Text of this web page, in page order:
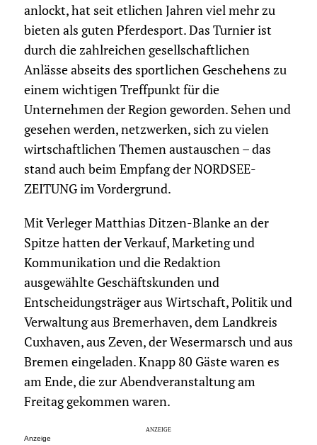
anlockt, hat seit etlichen Jahren viel mehr zu
bieten als guten Pferdesport. Das Turnier ist
durch die zahlreichen gesellschaftlichen
Anlässe abseits des sportlichen Geschehens zu
einem wichtigen Treffpunkt für die
Unternehmen der Region geworden. Sehen und
gesehen werden, netzwerken, sich zu vielen
wirtschaftlichen Themen austauschen – das
stand auch beim Empfang der NORDSEE-
ZEITUNG im Vordergrund.
Mit Verleger Matthias Ditzen-Blanke an der
Spitze hatten der Verkauf, Marketing und
Kommunikation und die Redaktion
ausgewählte Geschäftskunden und
Entscheidungsträger aus Wirtschaft, Politik und
Verwaltung aus Bremerhaven, dem Landkreis
Cuxhaven, aus Zeven, der Wesermarsch und aus
Bremen eingeladen. Knapp 80 Gäste waren es
am Ende, die zur Abendveranstaltung am
Freitag gekommen waren.
Anzeige